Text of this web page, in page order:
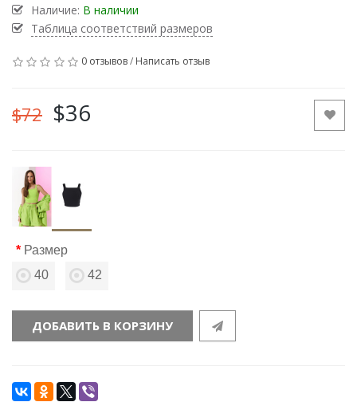
Наличие: В наличии
Таблица соответствий размеров
0 отзывов/ Написать отзыв
$72 $36
Размер
40
42
ДОБАВИТЬ В КОРЗИНУ